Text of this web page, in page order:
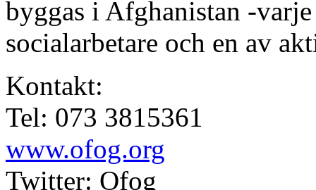
byggas i Afghanistan -
socialarbetare och en av
Kontakt:
Tel: 073 3815361
www.ofog.org
Twitter: Ofog